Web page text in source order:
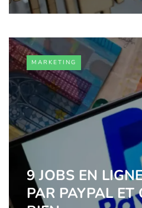
MARKETING
9 JOBS EN
PAR PAYPAL ET